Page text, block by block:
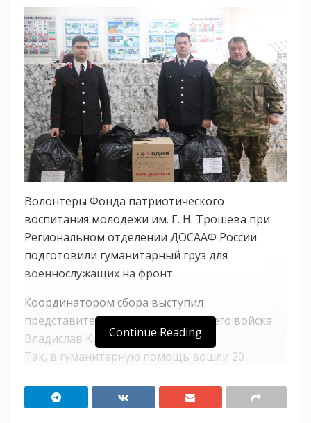
Волонтеры Фонда патриотического
воспитания молодежи им. Г. Н. Трошева при
Региональном отделении ДОСААФ России
подготовили гуманитарный груз для
военнослужащих на фронт.
Координатором сбора выступил
представитель Кубанского казачьего войска
Владислав Кириченко.
Так, в гуманитарную помощь вошли 20
душа, в каждую коробку входит 200 шт.
индивидуальных гигиенических наборов.
Continue Reading